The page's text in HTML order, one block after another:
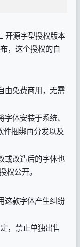
开源字型授权版本
，这个授权的自
由免费商用，无需
体安装于系统、
件捆绑再分发以及
或改造后的字体也
权公开。
这款字体产生纠纷
，禁止单独出售